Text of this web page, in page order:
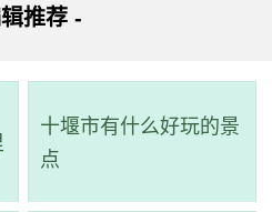
胞弟赵匡美后人所建，由三座
建筑材料及技术的实物。菉猗
推荐 -
十堰市有什么好玩的景
点